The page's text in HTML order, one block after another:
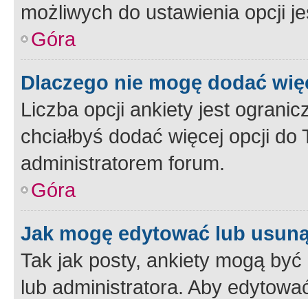
możliwych do ustawienia opcji
Góra
Dlaczego nie mogę dodać
Liczba opcji ankiety jest
chciałbyś dodać więcej opcji
administratorem forum.
Góra
Jak mogę edytować lub
Tak jak posty, ankiety mogą
lub administratora. Aby